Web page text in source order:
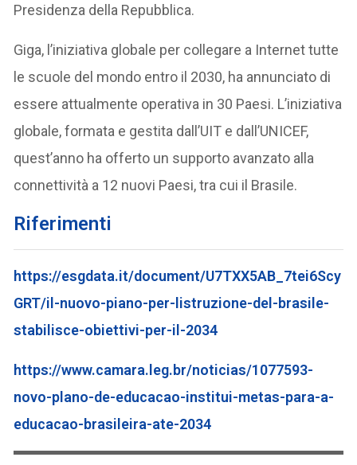
Presidenza della Repubblica.
Giga, l’iniziativa globale per collegare a Internet tutte
le scuole del mondo entro il 2030, ha annunciato di
essere attualmente operativa in 30 Paesi. L’iniziativa
globale, formata e gestita dall’UIT e dall’UNICEF,
quest’anno ha offerto un supporto avanzato alla
connettività a 12 nuovi Paesi, tra cui il Brasile.
Riferimenti
https://esgdata.it/document/U7TXX5AB_7tei6Scy
GRT/il-nuovo-piano-per-listruzione-del-brasile-
stabilisce-obiettivi-per-il-2034
https://www.camara.leg.br/noticias/1077593-
novo-plano-de-educacao-institui-metas-para-a-
educacao-brasileira-ate-2034